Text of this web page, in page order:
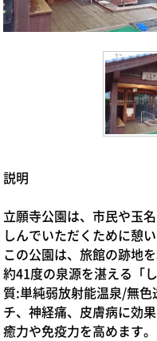
説明
立願寺公園は、市民や玉
しんでいただくために憩
この公園は、旅館の跡地
約41度の泉源を湛える「
質:単純弱放射能温泉/無
チ、神経痛、皮膚病に効
癒力や免疫力を高めます